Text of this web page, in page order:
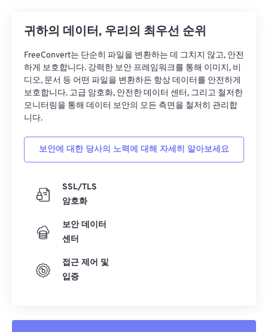
귀하의 데이터, 우리의 최우선 순위
FreeConvert는 단순히 파일을 변환하는 데 그치지 않고, 안전
하게 보호합니다. 강력한 보안 프레임워크를 통해 이미지, 비
디오, 문서 등 어떤 파일을 변환하든 항상 데이터를 안전하게
보호합니다. 고급 암호화, 안전한 데이터 센터, 그리고 철저한
모니터링을 통해 데이터 보안의 모든 측면을 철저히 관리합
니다.
보안에 대한 당사의 노력에 대해 자세히 알아보세요
SSL/TLS
암호화
보안 데이터
센터
접근 제어 및
입증